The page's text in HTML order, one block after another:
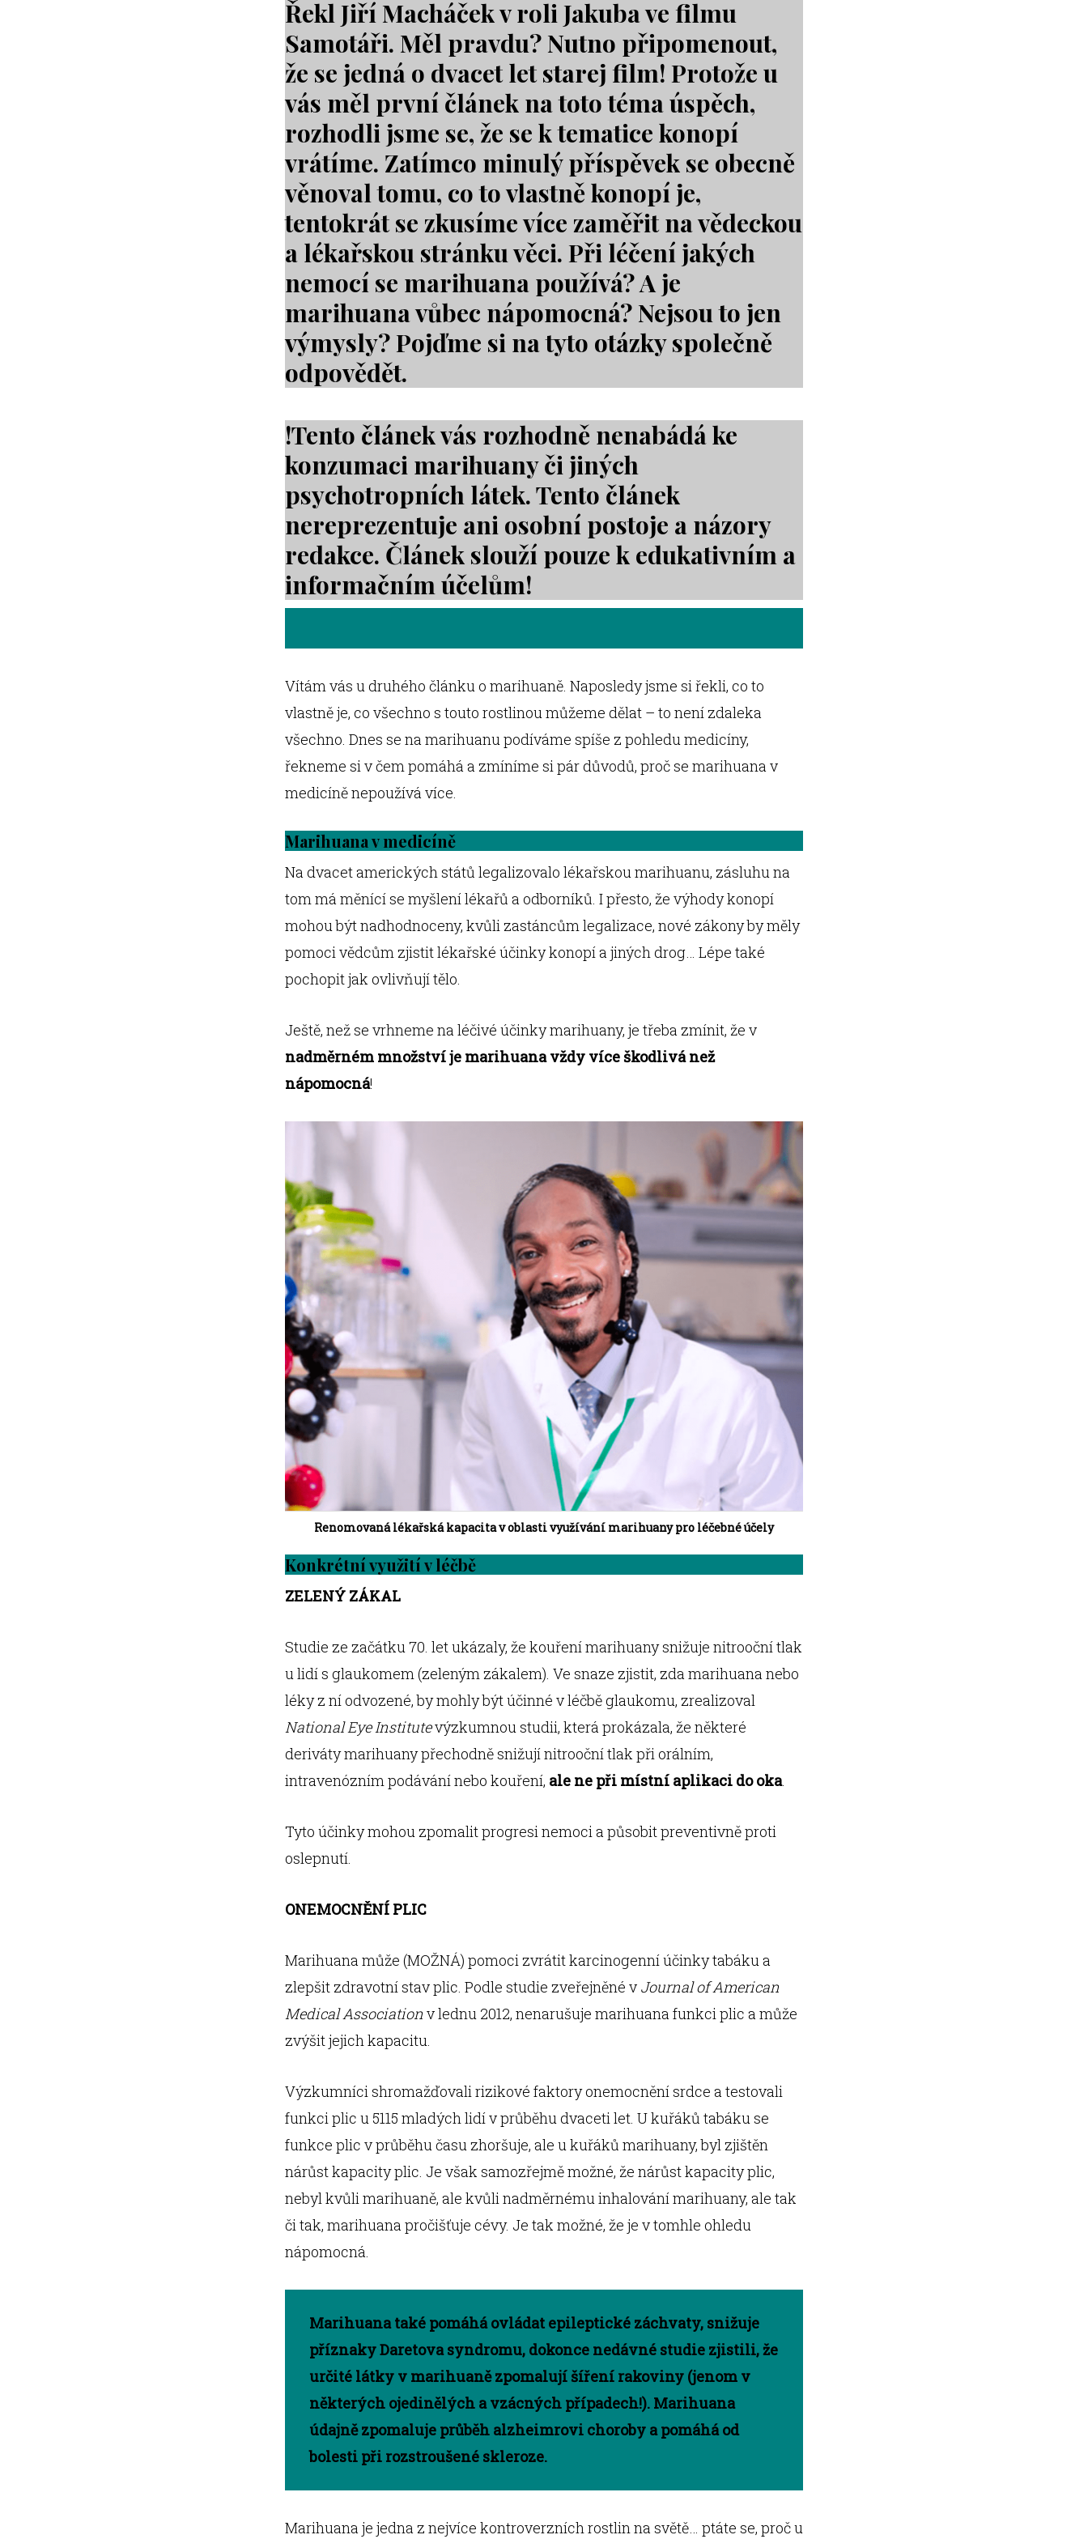
Řekl Jiří Macháček v roli Jakuba ve filmu
Samotáři. Měl pravdu?Nutno připomenout,
že se jedná o dvacet let starej film! Protože u
vás měl první článek na toto téma úspěch,
rozhodli jsme se, že se k tematice konopí
vrátíme. Zatímco minulý příspěvek se obecně
věnoval tomu, co to vlastně konopí je,
tentokrát se zkusíme více zaměřit na vědeckou
a lékařskou stránku věci. Při léčení jakých
nemocí se marihuana používá? A je
marihuana vůbec nápomocná? Nejsou to jen
výmysly? Pojďme si na tyto otázky společně
odpovědět.
!Tento článek vás rozhodně nenabádá ke
konzumaci marihuany či jiných
psychotropních látek. Tento článek
nereprezentuje ani osobní postoje a názory
redakce. Článek slouží pouze k edukativním a
informačním účelům!
Vítám vás u druhého článku o marihuaně. Naposledy jsme si řekli, co to
vlastně je, co všechno s touto rostlinou můžeme dělat – to není zdaleka
všechno. Dnes se na marihuanu podíváme spíše z pohledu medicíny,
řekneme si v čem pomáhá a zmíníme si pár důvodů, proč se marihuana v
medicíně nepoužívá více.
Marihuana v medicíně
Na dvacet amerických států legalizovalo lékařskou marihuanu, zásluhu na
tom má měnící se myšlení lékařů a odborníků. I přesto, že výhody konopí
mohou být nadhodnoceny, kvůli zastáncům legalizace, nové zákony by měly
pomoci vědcům zjistit lékařské účinky konopí a jiných drog… Lépe také
pochopit jak ovlivňují tělo.
Ještě, než se vrhneme na léčivé účinky marihuany, je třeba zmínit, že v
nadměrném množství je marihuana vždy více škodlivá než
nápomocná!
Renomovaná lékařská kapacita v oblasti využívání marihuany pro léčebné účely
Konkrétní využití v léčbě
ZELENÝ ZÁKAL
Studie ze začátku 70. let ukázaly, že kouření marihuany snižuje nitrooční tlak
u lidí s glaukomem (zeleným zákalem). Ve snaze zjistit, zda marihuana nebo
léky z ní odvozené, by mohly být účinné v léčbě glaukomu, zrealizoval
National Eye Institutevýzkumnou studii, která prokázala, že některé
deriváty marihuany přechodně snižují nitrooční tlak při orálním,
intravenózním podávání nebo kouření, ale ne při místní aplikaci do oka.
Tyto účinky mohou zpomalit progresi nemoci a působit preventivně proti
oslepnutí.
ONEMOCNĚNÍ PLIC
Marihuana může (MOŽNÁ) pomoci zvrátit karcinogenní účinky tabáku a
zlepšit zdravotní stav plic. Podle studie zveřejněné v Journal of American
Medical Association v lednu 2012, nenarušuje marihuana funkci plic a může
zvýšit jejich kapacitu.
Výzkumníci shromažďovali rizikové faktory onemocnění srdce a testovali
funkci plic u 5115 mladých lidí v průběhu dvaceti let. U kuřáků tabáku se
funkce plic v průběhu času zhoršuje, ale u kuřáků marihuany, byl zjištěn
nárůst kapacity plic. Je však samozřejmě možné, že nárůst kapacity plic,
nebyl kvůli marihuaně, ale kvůli nadměrnému inhalování marihuany, ale tak
či tak, marihuana pročišťuje cévy. Je tak možné, že je v tomhle ohledu
nápomocná.
Marihuana také pomáhá ovládat epileptické záchvaty, snižuje
příznaky Daretova syndromu, dokonce nedávné studie zjistili, že
určité látky v marihuaně zpomalují šíření rakoviny (jenom v
některých ojedinělých a vzácných případech!). Marihuana
údajně zpomaluje průběh alzheimrovi choroby a pomáhá od
bolesti při rozstroušené skleroze.
Marihuana je jedna z nejvíce kontroverzních rostlin na světě… ptáte se, proč u